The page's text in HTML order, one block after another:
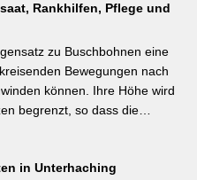
für das nächste
nach der Blüte (bei Flieder:
letzte Chance – wer jetzt noch
in den nächsten zwei
alte Triebe
Holz ausreifen kann.
Rankhilfen, Pflege und
zu Buschbohnen eine
Bewegungen nach
können. Ihre Höhe wird
begrenzt, so dass die
Bis Mitte Juni ist die
in Unterhaching